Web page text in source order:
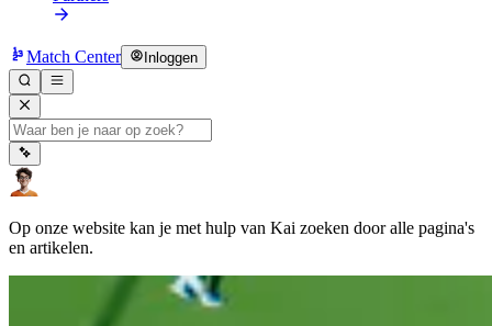
Match Center Inloggen
Op onze website kan je met hulp van Kai zoeken door alle pagina's
en artikelen.